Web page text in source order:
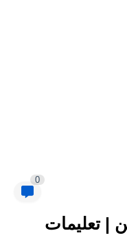
0
| تعليمات